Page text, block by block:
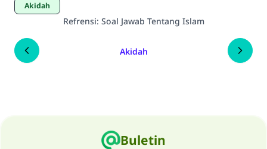
Akidah
Refrensi: Soal Jawab Tentang Islam
Akidah
Buletin